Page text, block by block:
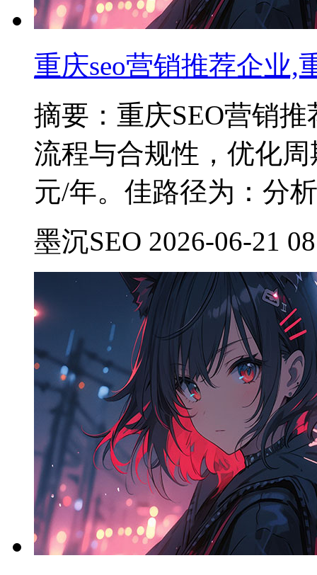
重庆seo营销推荐企业,
摘要：重庆SEO营销
流程与合规性，优化
元/年。佳路径为：分
墨沉SEO 2026-06-21